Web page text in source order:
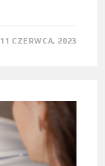
11 CZERWCA, 2023